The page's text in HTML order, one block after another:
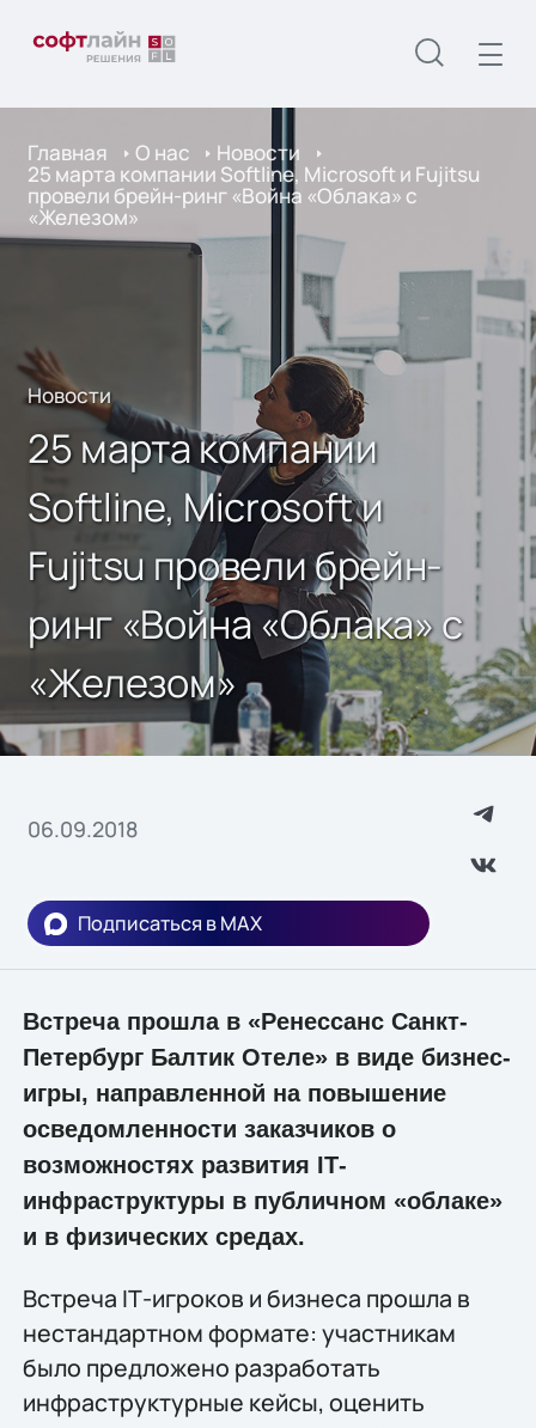
Главная О нас Новости
25 марта компании Softline, Microsoft и Fujitsu
провели брейн-ринг «Война «Облака» с
«Железом»
Новости
25 марта компании
Softline, Microsoft и
Fujitsu провели брейн-
ринг «Война «Облака» с
«Железом»
06.09.2018
Подписаться в MAX
Встреча прошла в «Ренессанс Санкт-
Петербург Балтик Отеле» в виде бизнес-
игры, направленной на повышение
осведомленности заказчиков о
возможностях развития IТ-
инфраструктуры в публичном «облаке»
и в физических средах.
Встреча IТ-игроков и бизнеса прошла в
нестандартном формате: участникам
было предложено разработать
инфраструктурные кейсы, оценить